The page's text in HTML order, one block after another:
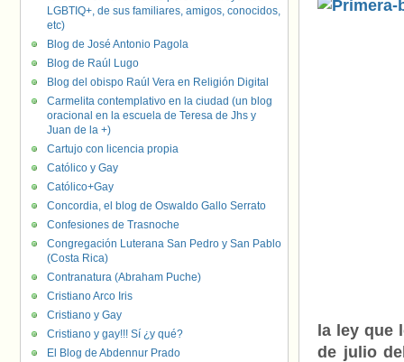
la ley que
de julio
LGBTIQ+, de sus familiares, amigos, conocidos,
etc)
Blog de José Antonio Pagola
Blog de Raúl Lugo
Blog del obispo Raúl Vera en Religión Digital
Carmelita contemplativo en la ciudad (un blog
oracional en la escuela de Teresa de Jhs y
Juan de la +)
Cartujo con licencia propia
Católico y Gay
Católico+Gay
Concordia, el blog de Oswaldo Gallo Serrato
Confesiones de Trasnoche
Congregación Luterana San Pedro y San Pablo
(Costa Rica)
Contranatura (Abraham Puche)
Cristiano Arco Iris
Cristiano y Gay
Cristiano y gay!!! Sí ¿y qué?
El Blog de Abdennur Prado